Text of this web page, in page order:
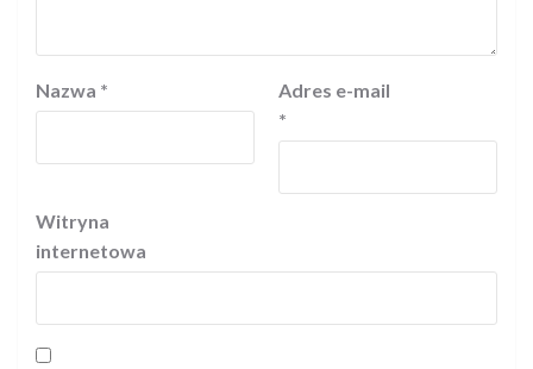
Nazwa *
Adres e-mail
*
Witryna
internetowa